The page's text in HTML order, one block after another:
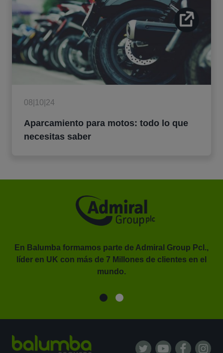
08|10|24
Aparcamiento para motos: todo lo que
necesitas saber
En Balumba formamos parte de Admiral Group Pcl.,
líder en UK con más de 7 Millones de clientes en el
mundo.